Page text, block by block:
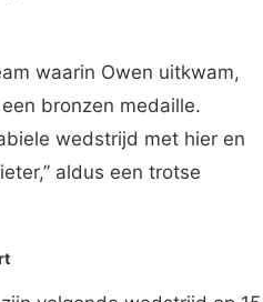
waarin Owen uitkwam,
bronzen medaille.
wedstrijd met hier en
aldus een trotse